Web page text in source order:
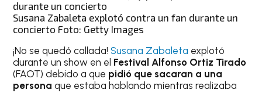
Susana Zabaleta explotó contra un fan durante un
concierto Foto: Getty Images
¡No se quedó callada!Susana Zabaleta explotó
durante un show en el Festival Alfonso Ortiz Tirado
(FAOT) debido a que pidió que sacaran a una
persona que estaba hablando mientras realizaba